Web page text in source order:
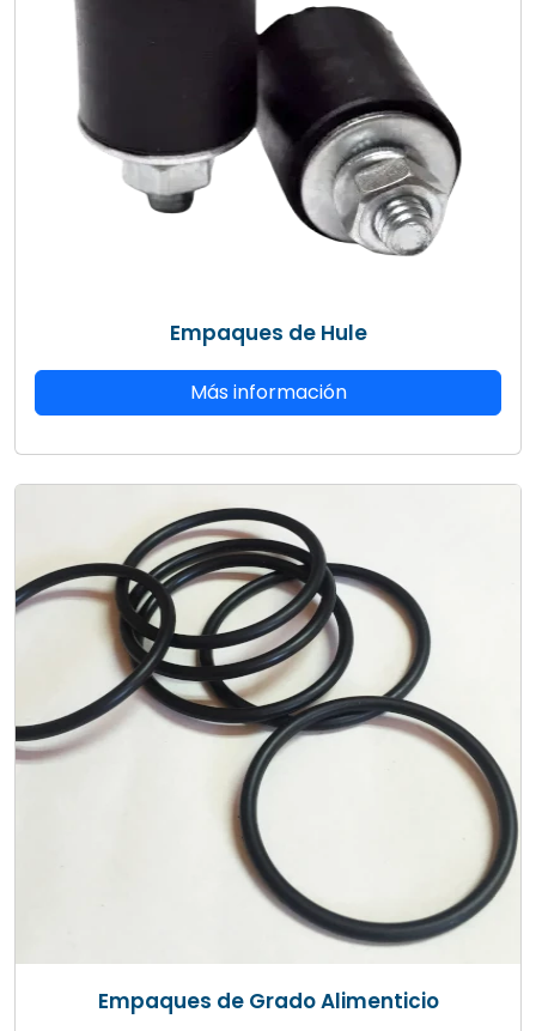
Empaques de Hule
Más información
Empaques de Grado Alimenticio